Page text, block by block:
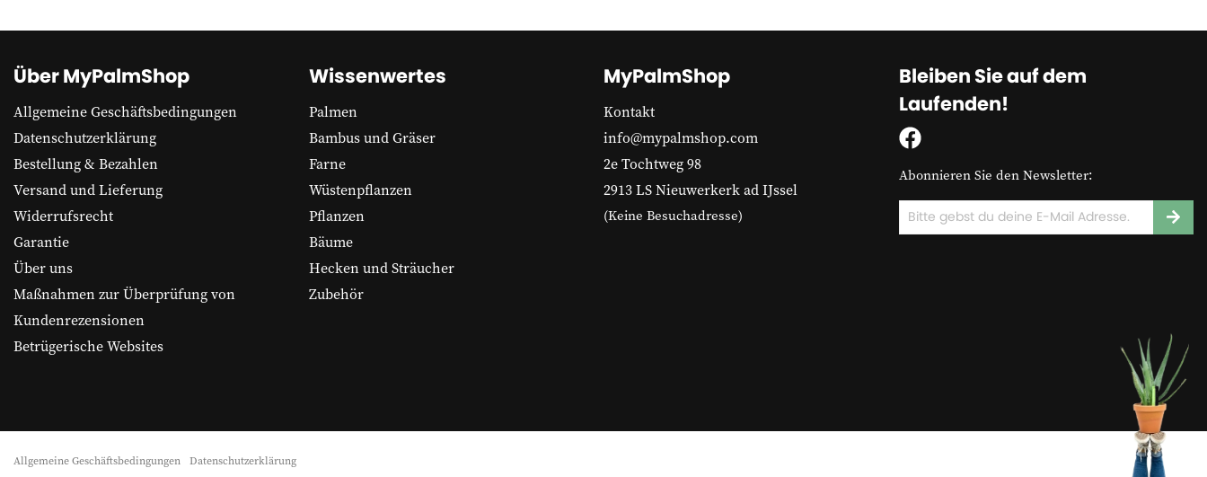
Über MyPalmShop
Allgemeine Geschäftsbedingungen
Datenschutzerklärung
Bestellung & Bezahlen
Versand und Lieferung
Widerrufsrecht
Garantie
Über uns
Maßnahmen zur Überprüfung von
Kundenrezensionen
Betrügerische Websites
Wissenwertes
Palmen
Bambus und Gräser
Farne
Wüstenpflanzen
Pflanzen
Bäume
Hecken und Sträucher
Zubehör
MyPalmShop
Kontakt
info@mypalmshop.com
2e Tochtweg 98
2913 LS Nieuwerkerk ad IJssel
(Keine Besuchadresse)
Bleiben Sie auf dem
Laufenden!
Abonnieren Sie den Newsletter:
Allgemeine Geschäftsbedingungen Datenschutzerklärung